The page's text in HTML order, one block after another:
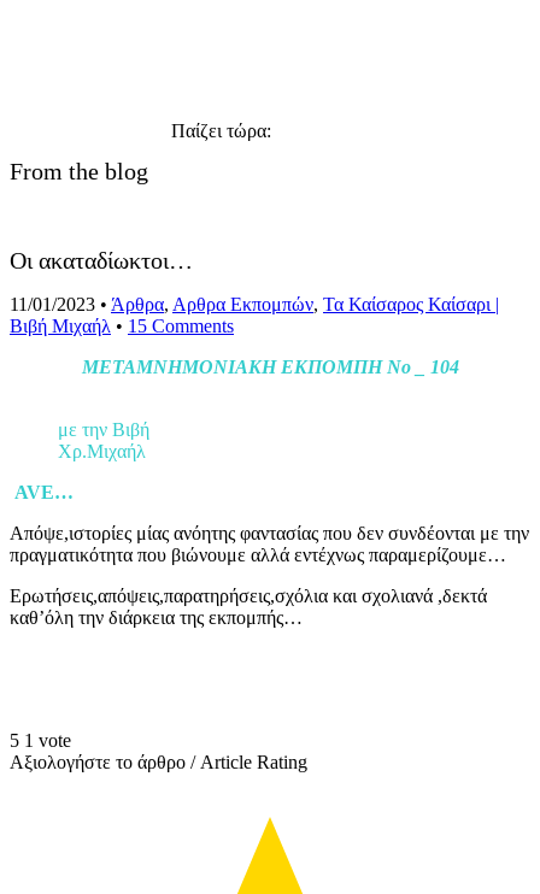
Παίζει τώρα:
From the blog
Οι ακαταδίωκτοι…
11/01/2023 • Άρθρα, Αρθρα Εκπομπών, Τα Καίσαρος Καίσαρι |
Βιβή Μιχαήλ • 15 Comments
ΜΕΤΑΜΝΗΜΟΝΙΑΚΗ ΕΚΠΟΜΠΗ No _ 104
με την Βιβή
Χρ.Μιχαήλ
AVE…
Απόψε,ιστορίες μίας ανόητης φαντασίας που δεν συνδέονται με την
πραγματικότητα που βιώνουμε αλλά εντέχνως παραμερίζουμε…
Ερωτήσεις,απόψεις,παρατηρήσεις,σχόλια και σχολιανά ,δεκτά
καθ’όλη την διάρκεια της εκπομπής…
5 1 vote
Αξιολογήστε το άρθρο / Article Rating